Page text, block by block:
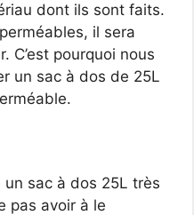
dont ils sont faits.
il sera
C’est pourquoi nous
un sac à dos de 25L
sac à dos 25L très
pas avoir à le